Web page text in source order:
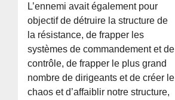
L’ennemi avait également pour
objectif de détruire la structure de
la résistance, de frapper les
systèmes de commandement et de
contrôle, de frapper le plus grand
nombre de dirigeants et de créer le
chaos et d’affaiblir notre structure,